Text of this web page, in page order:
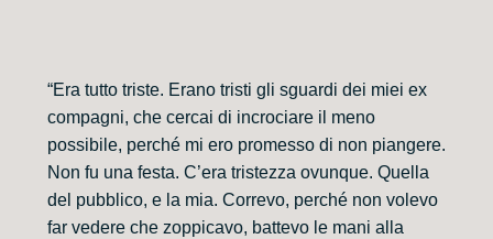
“Era tutto triste. Erano tristi gli sguardi dei miei ex
compagni, che cercai di incrociare il meno
possibile, perché mi ero promesso di non piangere.
Non fu una festa. C’era tristezza ovunque. Quella
del pubblico, e la mia. Correvo, perché non volevo
far vedere che zoppicavo, battevo le mani alla